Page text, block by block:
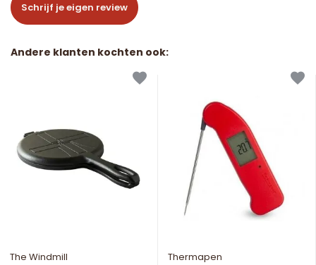
Schrijf je eigen review
Andere klanten kochten ook:
The Windmill
Thermapen